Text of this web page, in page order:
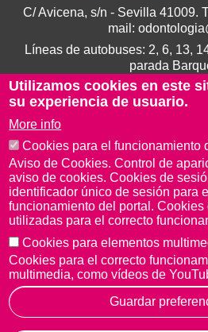
C/ Avicena, s/n - Sevilla 41009.
mail:
Líneas de autobuses: 2, 6, 13,
parada
Aviso Legal Protección de
© Copyright 2022
Utilizamos cookies en este
su experiencia de usuario.
More info
Cookies para el funcionamiento
Aviso de Cookies. Control de
aviso de cookies. Cookies de
identificador único de sesión para
funcionamiento del portal.
utilizadas para el correcto
Cookies para elementos
Cookies para el correcto
multimedia, como vídeos de
Guardar